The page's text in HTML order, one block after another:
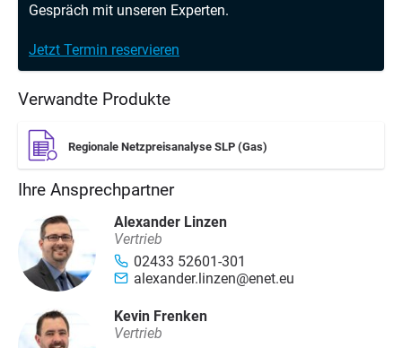
Gespräch mit unseren Experten.
Jetzt Termin reservieren
Verwandte Produkte
Regionale Netzpreisanalyse SLP (Gas)
Ihre Ansprechpartner
Alexander Linzen
Vertrieb
02433 52601-301
alexander.linzen@enet.eu
Kevin Frenken
Vertrieb